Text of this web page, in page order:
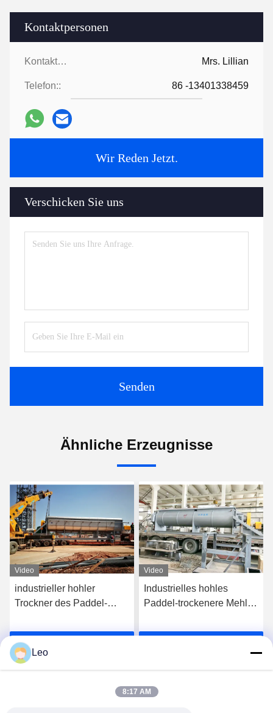
Kontaktpersonen
Kontaktpersonen: Mrs. Lillian
Telefon:: 86 -13401338459
Wir Reden Jetzt.
Verschicken Sie uns
Senden
Ähnliche Erzeugnisse
Video
industrieller hohler
Trockner des Paddel-
Schlamm-Mischer
Video
Industrielles hohles
Paddel-trockenere Mehl-
Bescheinigungs-ISO9001
Leo
8:17 AM